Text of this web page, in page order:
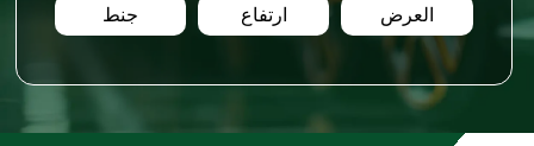
العرض ارتفاع جنط